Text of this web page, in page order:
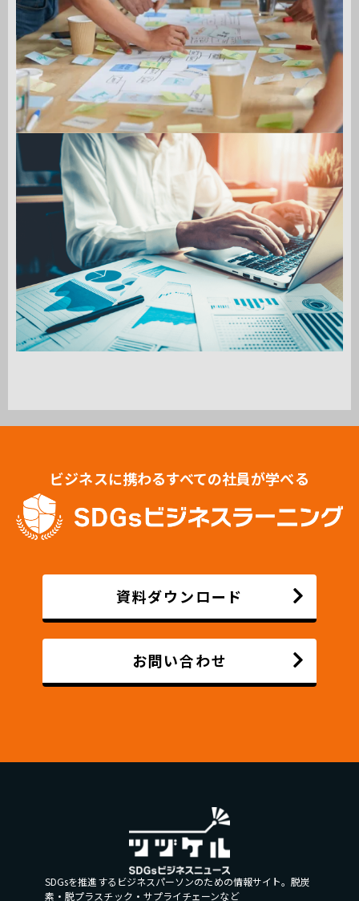
ビジネスに携わるすべての社員が学べる
資料ダウンロード
お問い合わせ
SDGsを推進するビジネスパーソンのための情報サイト。脱炭
素・脱プラスチック・サプライチェーンなど